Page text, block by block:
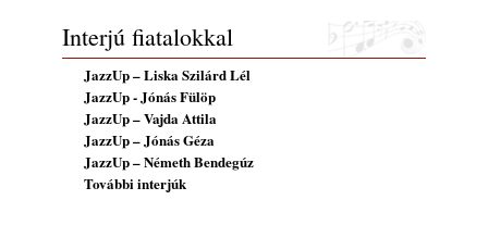
2026. július 25.
Zsári Tamás: Found and Lost
2026. július 24.
FREE JAZZ ALBUMS 2026 - 134. rész
2026. július 16.
A free jazz kiemelkedő alakjai - 79. rész:
Marion Brown
Interjú fiatalokkal
JazzUp – Liska Szilárd Lél
JazzUp - Jónás Fülöp
JazzUp – Vajda Attila
JazzUp – Jónás Géza
JazzUp – Németh Bendegúz
További interjúk